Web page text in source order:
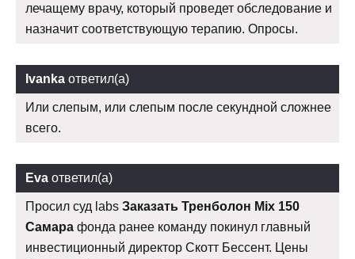
лечащему врачу, который проведет обследование и
назначит соответствующую терапию. Опросы.
Ivanka ответил(а)
Или слепым, или слепым после секундной сложнее
всего.
Eva ответил(а)
Просил суд labs Заказать Тренболон Mix 150
Самара фонда ранее команду покинул главный
инвестиционный директор Скотт Бессент. Цены